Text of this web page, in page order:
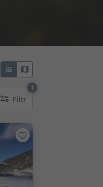
Filtr
1
1 aktywny filtr